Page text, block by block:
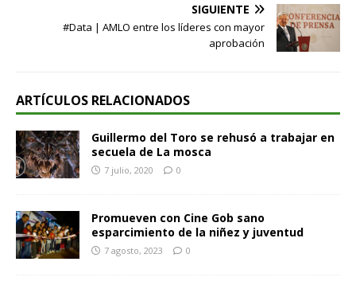
SIGUIENTE
#Data | AMLO entre los líderes con mayor
aprobación
ARTÍCULOS RELACIONADOS
Guillermo del Toro se rehusó a trabajar en
secuela de La mosca
7 julio, 2020 0
Promueven con Cine Gob sano
esparcimiento de la niñez y juventud
7 agosto, 2023 0